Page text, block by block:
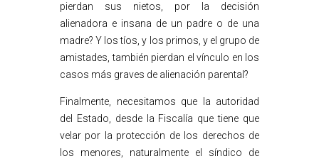
pierdan sus nietos, por la decisión
alienadora e insana de un padre o de una
madre? Y los tíos, y los primos, y el grupo de
amistades, también pierdan el vínculo en los
casos más graves de alienación parental?
Finalmente, necesitamos que la autoridad
del Estado, desde la Fiscalía que tiene que
velar por la protección de los derechos de
los menores, naturalmente el síndico de